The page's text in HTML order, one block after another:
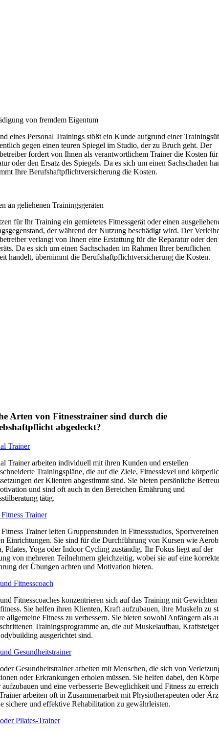
von fremdem Eigentum
eines Personal Trainings stößt ein Kunde aufgrund einer
gegen einen teuren Spiegel im Studio, der zu Bruch geht. Der
fordert von Ihnen als verantwortlichem Trainer die Kosten
oder den Ersatz des Spiegels. Da es sich um einen Sachschaden
Ihre Berufshaftpflichtversicherung die Kosten.
an geliehenen Trainingsgeräten
für Ihr Training ein gemietetes Fitnessgerät oder einen
der während der Nutzung beschädigt wird. Der
verlangt von Ihnen eine Erstattung für die Reparatur oder den
Da es sich um einen Sachschaden im Rahmen Ihrer beruflichen
handelt, übernimmt die Berufshaftpflichtversicherung die Kosten.
Arten von Fitnesstrainer sind durch die
abgedeckt?
Trainer
Trainer arbeiten individuell mit ihren Kunden und erstellen
Trainingspläne, die auf die Ziele, Fitnesslevel und
der Klienten abgestimmt sind. Sie bieten persönliche
und sind oft auch in den Bereichen Ernährung und
tätig.
Trainer
Trainer leiten Gruppenstunden in Fitnessstudios,
Einrichtungen. Sie sind für die Durchführung von Kursen wie
Pilates, Yoga oder Indoor Cycling zuständig. Ihr Fokus liegt auf der
von mehreren Teilnehmern gleichzeitig, wobei sie auf eine korrekte
der Übungen achten und Motivation bieten.
Fitnesscoach
Fitnesscoaches konzentrieren sich auf das Training mit Gewichten
Sie helfen ihren Klienten, Kraft aufzubauen, ihre Muskeln zu
allgemeine Fitness zu verbessern. Sie bieten sowohl Anfängern als
Trainingsprogramme an, die auf Muskelaufbau,
ausgerichtet sind.
Gesundheitstrainer
Gesundheitstrainer arbeiten mit Menschen, die sich von
oder Erkrankungen erholen müssen. Sie helfen dabei, den
und eine verbesserte Beweglichkeit und Fitness zu
arbeiten oft in Zusammenarbeit mit Physiotherapeuten oder
sichere und effektive Rehabilitation zu gewährleisten.
Pilates-Trainer